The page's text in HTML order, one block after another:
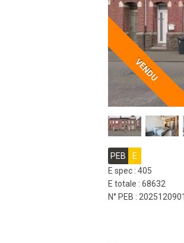
VENDU
PEB
E
E spec : 405
E totale : 68632
N° PEB :